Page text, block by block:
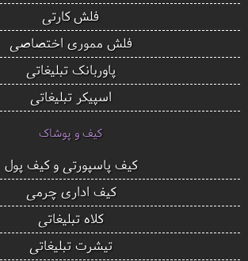
فلش کارتی
فلش مموری اختصاصی
پاوربانک تبلیغاتی
اسپیکر تبلیغاتی
کیف و پوشاک
کیف پاسپورتی و کیف پول
کیف اداری چرمی
کلاه تبلیغاتی
تیشرت تبلیغاتی